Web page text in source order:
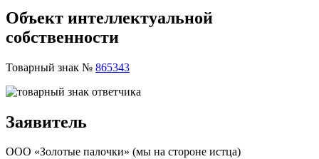
Объект интеллектуальной
собственности
Товарный знак № 865343
Заявитель
ООО «Золотые палочки» (мы на стороне истца)